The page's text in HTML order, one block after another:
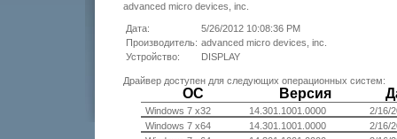
advanced micro devices, inc.
Дата:
5/26/2012 10:08:36 PM
Производитель: advanced micro devices, inc.
Устройство:
DISPLAY
Драйвер доступен для следующих операционных систем:
ОС Версия
Windows 7 x32 14.301.1001.0000
2/16/
Windows 7 x64
14.301.1001.0000
2/16/